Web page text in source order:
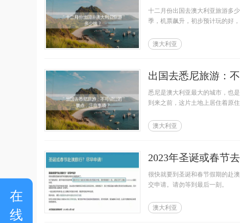
十二月份出国去澳大利亚旅游多
季，机票飙升，初步预计玩的好
澳大利亚
出国去悉尼旅游：
悉尼是澳大利亚最大的城市，也
到来之前，这片土地上居住着原
澳大利亚
2023年圣诞或春节
很快就要到圣诞和春节假期的赴
交申请。请勿等到最后一刻。
澳大利亚
在
线